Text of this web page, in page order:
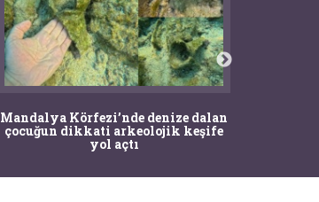
Mandalya Körfezi’nde denize dalan
çocuğun dikkati arkeolojik keşife
yol açtı